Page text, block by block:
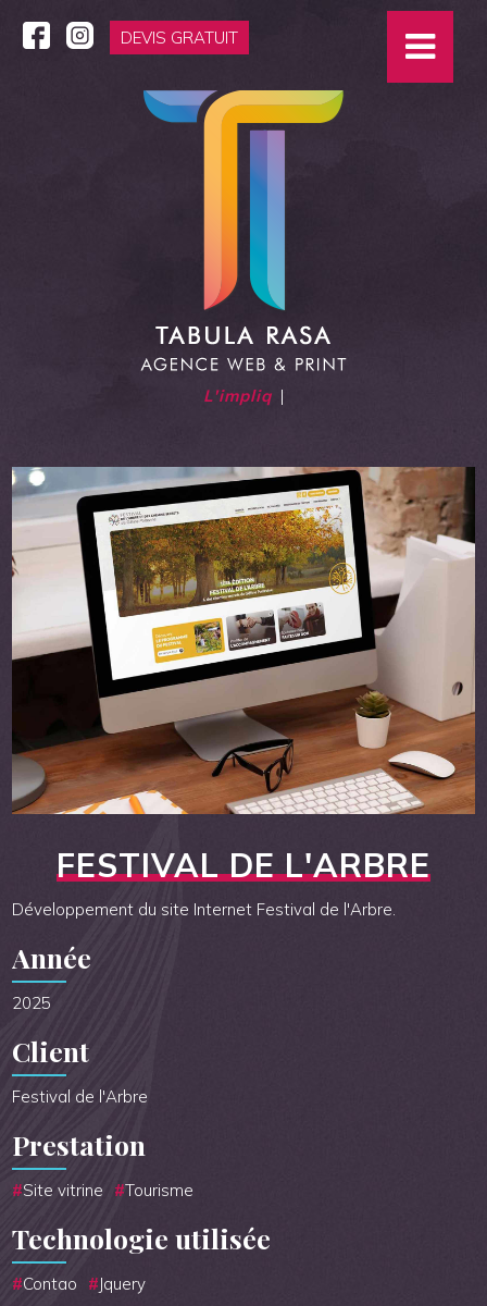
DEVIS GRATUIT
L'impliquée
FESTIVAL DE L'ARBRE
Développement du site Internet Festival de l'Arbre.
Année
2025
Client
Festival de l'Arbre
Prestation
Site vitrine Tourisme
Technologie utilisée
Contao Jquery